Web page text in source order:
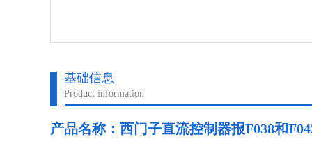
基础信息
Product information
产品名称： 西门子直流控制器报F038和